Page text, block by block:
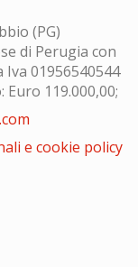
(PG)
di Perugia con
01956540544
119.000,00;
e cookie policy